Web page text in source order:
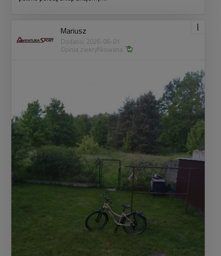
Mariusz
Dodano: 2026-06-01
Opinia zweryfikowana